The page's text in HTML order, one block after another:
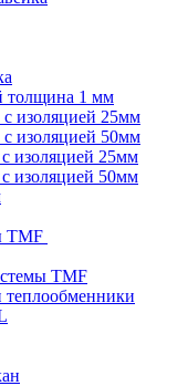
толщина 1 мм
изоляцией 25мм
изоляцией 50мм
изоляцией 25мм
изоляцией 50мм
TMF
TMF
теплообменники